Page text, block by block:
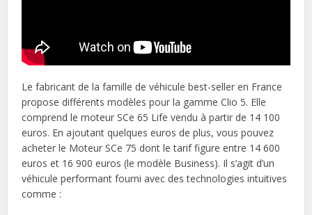
Le fabricant de la famille de véhicule best-seller en France
propose différents modèles pour la gamme Clio 5. Elle
comprend le moteur SCe 65 Life vendu à partir de 14 100
euros. En ajoutant quelques euros de plus, vous pouvez
acheter le Moteur SCe 75 dont le tarif figure entre 14 600
euros et 16 900 euros (le modèle Business). Il s’agit d’un
véhicule performant fourni avec des technologies intuitives
comme :